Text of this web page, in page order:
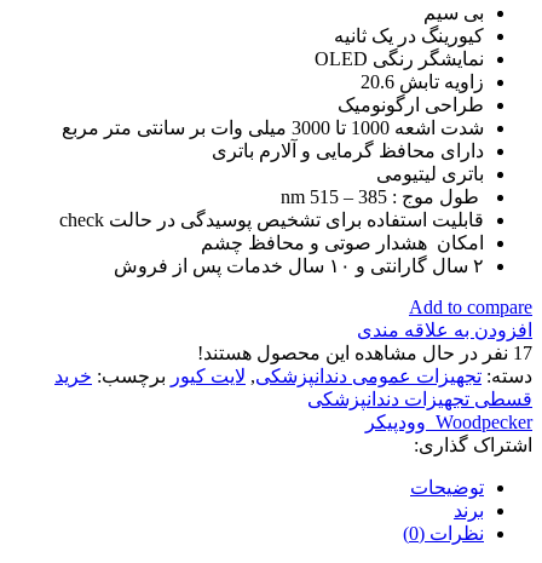
بی سیم
کیورینگ در یک ثانیه
نمایشگر رنگی OLED
زاویه تابش 20.6
طراحی ارگونومیک
شدت اشعه 1000 تا 3000 میلی وات بر سانتی متر مربع
دارای محافظ گرمایی و آلارم باتری
باتری لیتیومی
طول موج : 385 – 515 nm
قابلیت استفاده برای تشخیص پوسیدگی در حالت check
امکان هشدار صوتی و محافظ چشم
۲ سال گارانتی و ۱۰ سال خدمات پس از فروش
Add to compare
افزودن به علاقه مندی
17 نفر در حال مشاهده این محصول هستند!
دسته: تجهیزات عمومی دندانپزشکی, لایت کیور برچسب: خرید
قسطی تجهیزات دندانپزشکی
Woodpecker_وودپیکر
اشتراک گذاری:
توضیحات
برند
نظرات (0)